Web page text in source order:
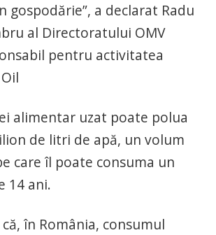
gospodărie”, a declarat Radu
al Directoratului OMV
pentru activitatea
alimentar uzat poate polua
de litri de apă, un volum
care îl poate consuma un
14 ani.
în România, consumul